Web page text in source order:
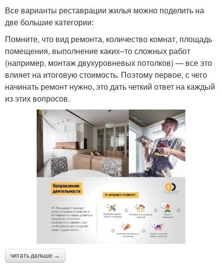
Все варианты реставрации жилья можно поделить на
две большие категории:
Помните, что вид ремонта, количество комнат, площадь
помещения, выполнение каких–то сложных работ
(например, монтаж двухуровневых потолков) — все это
влияет на итоговую стоимость. Поэтому первое, с чего
начинать ремонт нужно, это дать четкий ответ на каждый
из этих вопросов.
читать дальше →